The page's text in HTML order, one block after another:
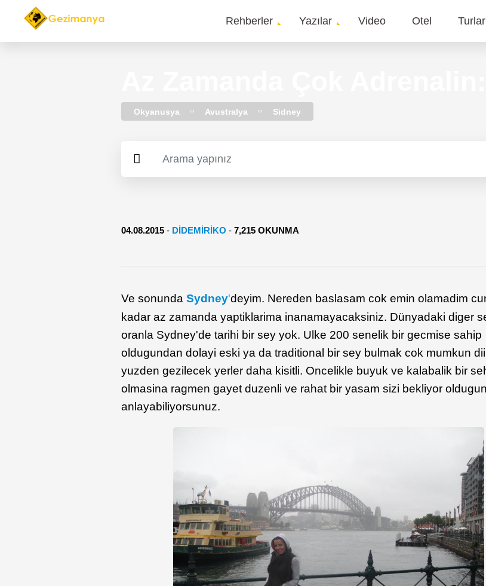
Main
Rehberler Yazılar Video Otel Turlar
Okyanusya Avustralya Sidney
04.08.2015 - DIDEMIRIKO -7,215 OKUNMA
Ve sonundaSydney'deyim. Nereden baslasam cok emin olamadim
kadar az zamanda yaptiklarima inanamayacaksiniz. Dünyadaki diger
oranla Sydney'de tarihi bir sey yok. Ulke 200 senelik bir gecmise sahip
oldugundan dolayi eski ya da traditional bir sey bulmak cok mumkun
yuzden gezilecek yerler daha kisitli. Oncelikle buyuk ve kalabalik bir
olmasina ragmen gayet duzenli ve rahat bir yasam sizi bekliyor
anlayabiliyorsunuz.